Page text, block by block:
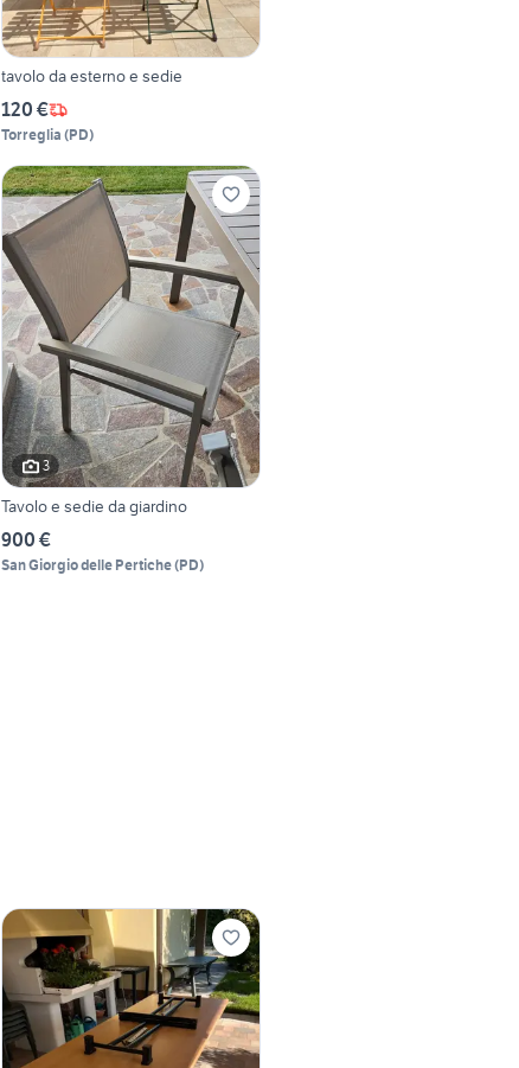
tavolo da esterno e sedie
120 €
Torreglia (PD)
3
Tavolo e sedie da giardino
900 €
San Giorgio delle Pertiche(PD)